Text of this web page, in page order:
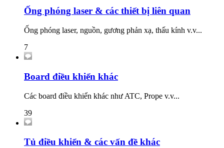
Ống phóng laser & các thiết bị liên quan
Ống phóng laser, nguồn, gương phản xạ, thấu kính v.v...
7
Board điều khiển khác
Các board điều khiển khác như ATC, Prope v.v...
39
Tủ điều khiển & các vấn đề khác